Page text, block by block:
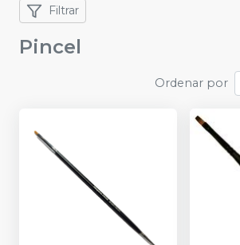
Filtrar
Pincel
Ordenar por